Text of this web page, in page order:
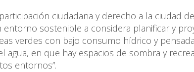
ciudadana y derecho a la ciudad
entorno sostenible a considera planificar y
verdes con bajo consumo hídrico y
agua, en que hay espacios de sombra y
entornos”.